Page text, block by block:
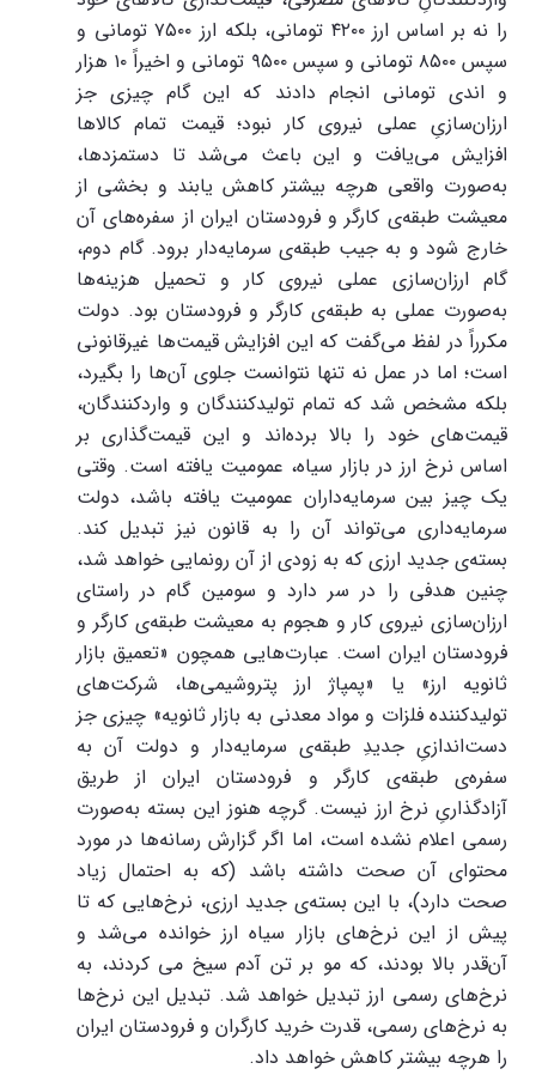
را نه بر اساس ارز ۴۲۰۰ تومانی، بلکه ارز ۷۵۰۰ تومانی و
سپس ۸۵۰۰ تومانی و سپس ۹۵۰۰ تومانی و اخیراً ۱۰ هزار
و اندی تومانی انجام دادند که این گام چیزی جز
ارزان‌سازیِ عملی نیروی کار نبود؛ قیمت تمام کالاها
افزایش می‌یافت و این باعث می‌شد تا دستمزدها،
به‌صورت واقعی هرچه بیشتر کاهش یابند و بخشی از
معیشت طبقه‌ی کارگر و فرودستان ایران از سفره‌های آن
خارج شود و به جیب طبقه‌ی سرمایه‌دار برود. گام دوم،
گام ارزان‌سازی عملی نیروی کار و تحمیل هزینه‌ها
به‌صورت عملی به طبقه‌ی کارگر و فرودستان بود. دولت
مکرراً در لفظ می‌گفت که این افزایش قیمت‌ها غیرقانونی
است؛ اما در عمل نه تنها نتوانست جلوی آن‌ها را بگیرد،
بلکه مشخص شد که تمام تولیدکنندگان و واردکنندگان،
قیمت‌های خود را بالا برده‌اند و این قیمت‌گذاری بر
اساس نرخ ارز در بازار سیاه، عمومیت یافته است. وقتی
یک چیز بین سرمایه‌داران عمومیت یافته باشد، دولت
سرمایه‌داری می‌تواند آن را به قانون نیز تبدیل کند.
بسته‌ی جدید ارزی که به زودی از آن رونمایی خواهد شد،
چنین هدفی را در سر دارد و سومین گام در راستای
ارزان‌سازی نیروی کار و هجوم به معیشت طبقه‌ی کارگر و
فرودستان ایران است. عبارت‌هایی همچون «تعمیق بازار
ثانویه ارز» یا «پمپاژ ارز پتروشیمی‌ها، شرکت‌های
تولیدکننده فلزات و مواد معدنی به بازار ثانویه» چیزی جز
دست‌اندازیِ جدیدِ طبقه‌ی سرمایه‌دار و دولت آن به
سفره‌ی طبقه‌ی کارگر و فرودستان ایران از طریق
آزادگذاریِ نرخ ارز نیست. گرچه هنوز این بسته به‌صورت
رسمی اعلام نشده است، اما اگر گزارش رسانه‌ها در مورد
محتوای آن صحت داشته باشد (که به احتمال زیاد
صحت دارد)، با این بسته‌ی جدید ارزی، نرخ‌هایی که تا
پیش از این نرخ‌های بازار سیاه ارز خوانده می‌شد و
آن‌قدر بالا بودند، که مو بر تن آدم سیخ می کردند، به
نرخ‌های رسمی ارز تبدیل خواهد شد. تبدیل این نرخ‌ها
به نرخ‌های رسمی، قدرت خرید کارگران و فرودستان ایران
را هرچه بیشتر کاهش خواهد داد.